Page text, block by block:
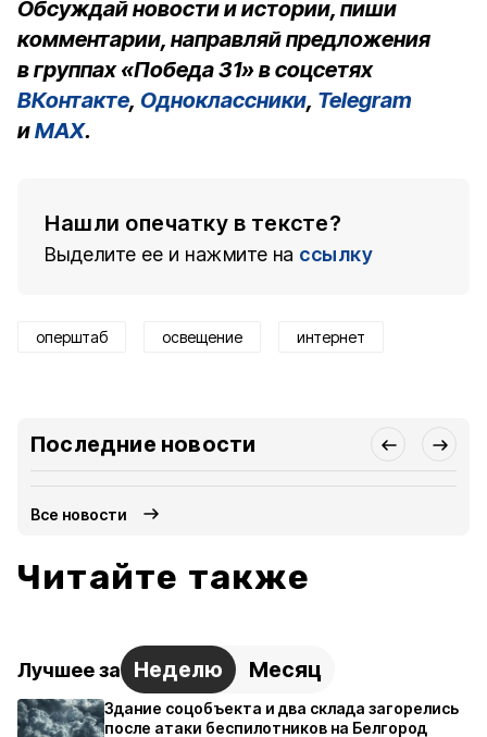
Обсуждай новости и истории, пиши
комментарии, направляй предложения
в группах «Победа 31» в соцсетях
ВКонтакте, Одноклассники, Telegram
иMAX.
Нашли опечатку в тексте?
Выделите ее и нажмите на ссылку
оперштаб освещение интернет
Последние новости
Все новости
Читайте также
Лучшее за Неделю Месяц
Здание соцобъекта и два склада загорелись
после атаки беспилотников на Белгород